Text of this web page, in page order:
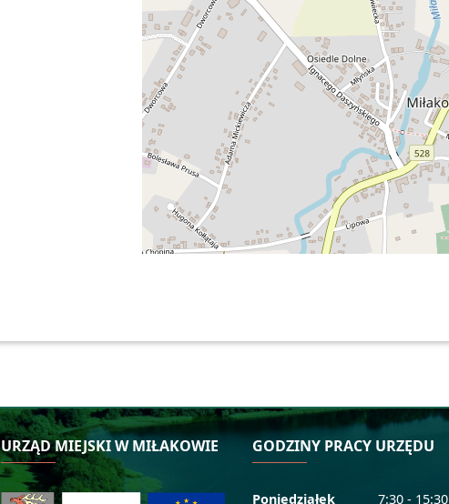
URZĄD MIEJSKI W MIŁAKOWIE GODZINY PRACY URZĘDU
Poniedziałek 7:30 - 15:30